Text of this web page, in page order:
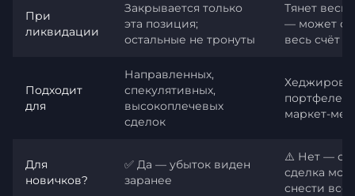
При
ликвидации
Закрывается только
эта позиция;
остальные не тронуты
Тянет весь
— может
весь счёт
Подходит
для
Направленных,
спекулятивных,
высокоплечевых
сделок
портфелей,
маркет-
Для
новичков?
✅ Да — убыток виден
заранее
⚠️ Нет —
сделка
снести всё